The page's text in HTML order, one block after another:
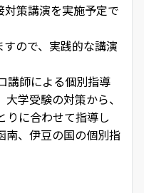
策講演を実施予定で
ので、実践的な講演
講師による個別指導
学受験の対策から、
りに合わせて指導し
南、伊豆の国の個別指